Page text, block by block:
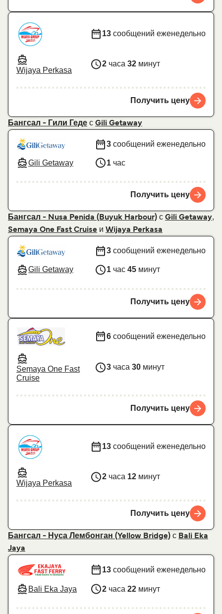
Wijaya Perkasa
13 сообщений еженедельно
2 часа 32 минут
Получить цену
Бангсал - Гили Геде с Gili Getaway
Gili Getaway
3 сообщений еженедельно
1 час
Получить цену
Бангсал - Nusa Penida (Buyuk Harbour) с Gili Getaway,
Semaya One Fast Cruise и Wijaya Perkasa
Gili Getaway
3 сообщений еженедельно
1 час 45 минут
Получить цену
Semaya One Fast
Cruise
6 сообщений еженедельно
3 часа 30 минут
Получить цену
Wijaya Perkasa
13 сообщений еженедельно
2 часа 12 минут
Получить цену
Бангсал - Нуса Лембонган (Yellow Bridge) с Bali Eka
Jaya
Bali Eka Jaya
13 сообщений еженедельно
2 часа 22 минут